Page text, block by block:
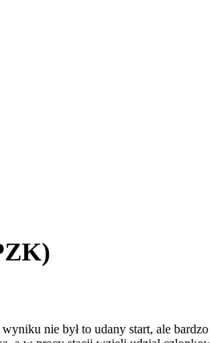
nie był to udany start, ale